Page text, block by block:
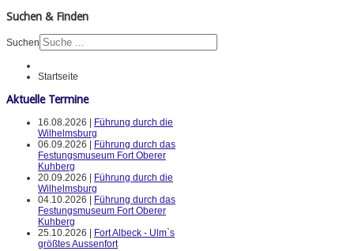
Suchen & Finden
Suchen
Startseite
Aktuelle Termine
16.08.2026 |
Führung durch die
Wilhelmsburg
06.09.2026 |
Führung durch das
Festungsmuseum Fort Oberer
Kuhberg
20.09.2026 |
Führung durch die
Wilhelmsburg
04.10.2026 |
Führung durch das
Festungsmuseum Fort Oberer
Kuhberg
25.10.2026 |
Fort Albeck - Ulm`s
größtes Aussenfort